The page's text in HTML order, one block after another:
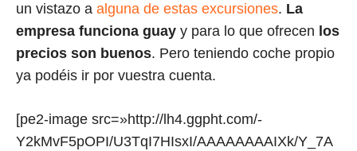
un vistazo a alguna de estas excursiones. La
empresa funciona guay y para lo que ofrecen los
precios son buenos. Pero teniendo coche propio
ya podéis ir por vuestra cuenta.
[pe2-image src=»http://lh4.ggpht.com/-
Y2kMvF5pOPI/U3TqI7HIsxI/AAAAAAAAIXk/Y_7A